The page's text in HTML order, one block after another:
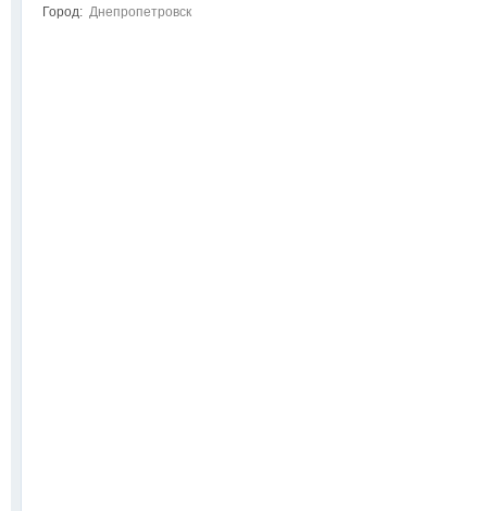
Город: Днепропетровск